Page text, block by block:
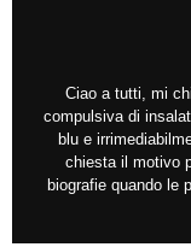
Ciao a tutti, mi
compulsiva di
blu e
chiesta il motivo
biografie quando le